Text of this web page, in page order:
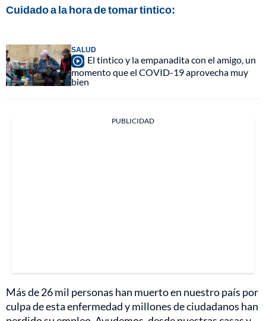
Cuidado a la hora de tomar tintico:
SALUD
El tintico y la empanadita con el amigo, un
momento que el COVID-19 aprovecha muy
bien
PUBLICIDAD
Más de 26 mil personas han muerto en nuestro país por
culpa de esta enfermedad y millones de ciudadanos han